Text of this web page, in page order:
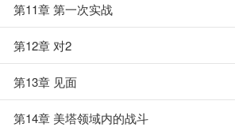
第11章 第一次实战
第12章 对2
第13章 见面
第14章 美塔领域内的战斗